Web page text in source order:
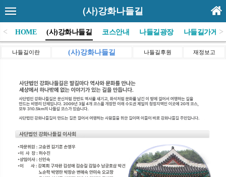
(사)강화나들길
< HOME (사)강화나들길 코스안내 나들길광장 나들길가게 >
나들길이란 (사)강화나들길 나들길후원 재정보고